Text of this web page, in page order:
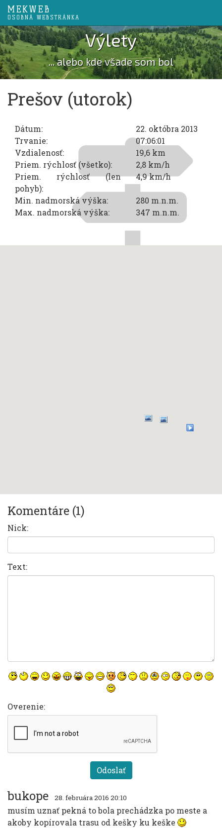
MEKWEB
OSOBNÁ WEBSTRÁNKA
Výlety
... alebo kde všade som bol
Prešov (utorok)
Dátum:
22. októbra 2013
Trvanie:
07:06:01
Vzdialenosť:
19,6 km
Priem. rýchlosť (všetko):
2,8 km/h
Priem. rýchlosť (len
pohyb):
4,9 km/h
Min. nadmorská výška:
280 m.n.m.
Max. nadmorská výška:
347 m.n.m.
Komentáre (1)
Nick:
Text:
Overenie:
bukope 28. februára 2016 20:10
musím uznať pekná to bola prechádzka po meste a
akoby kopírovala trasu od kešky ku keške